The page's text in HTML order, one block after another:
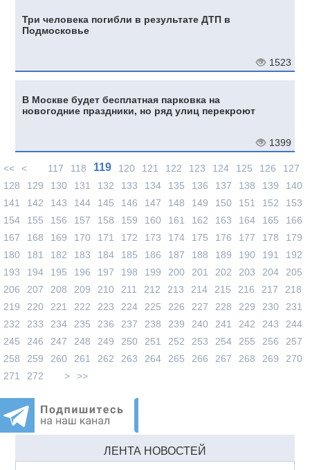
Три человека погибли в результате ДТП в
Подмосковье
1523
В Москве будет бесплатная парковка на
новогодние праздники, но ряд улиц перекроют
1399
<< < 117 118 119 120 121 122 123 124 125 126
127
128
129 130 131 132 133 134 135 136 137 138 139
140
141
142 143 144 145 146 147 148 149 150 151 152
153
154
155 156 157 158 159 160 161 162 163 164 165
166
167
168 169 170 171 172 173 174 175 176 177 178
179
180
181 182 183 184 185 186 187 188 189 190 191
192
193
194 195 196 197 198 199 200 201 202 203 204
205
206
207 208 209 210 211 212 213 214 215 216 217
218
219
220 221 222 223 224 225 226 227 228 229 230
231
232
233 234 235 236 237 238 239 240 241 242 243
244
245
246 247 248 249 250 251 252 253 254 255 256
257
258
259 260 261 262 263 264 265 266 267 268 269
270
271
272 > >>
ЛЕНТА НОВОСТЕЙ